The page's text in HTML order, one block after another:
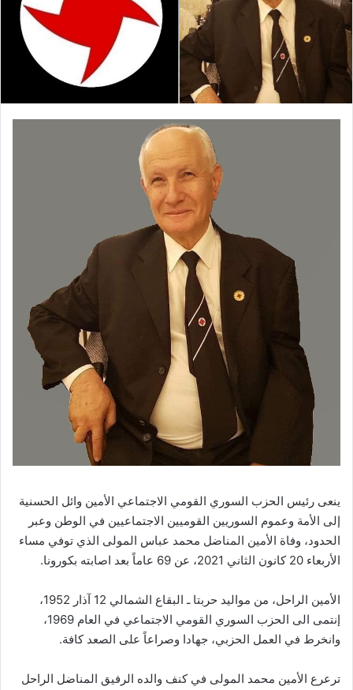
ينعى رئيس الحزب السوري القومي الاجتماعي الأمين وائل الحسنية
إلى الأمة وعموم السوريين القوميين الاجتماعيين في الوطن وعبر
الحدود، وفاة الأمين المناضل محمد عباس المولى الذي توفي مساء
الأربعاء 20 كانون الثاني 2021، عن 69 عاماً بعد اصابته بكورونا.
الأمين الراحل، من مواليد حربتا ـ البقاع الشمالي 12 آذار 1952،
إنتمى الى الحزب السوري القومي الاجتماعي في العام 1969،
وانخرط في العمل الحزبي، جهادا وصراعاً على الصعد كافة.
ترعرع الأمين محمد المولى في كنف والده الرفيق المناضل الراحل